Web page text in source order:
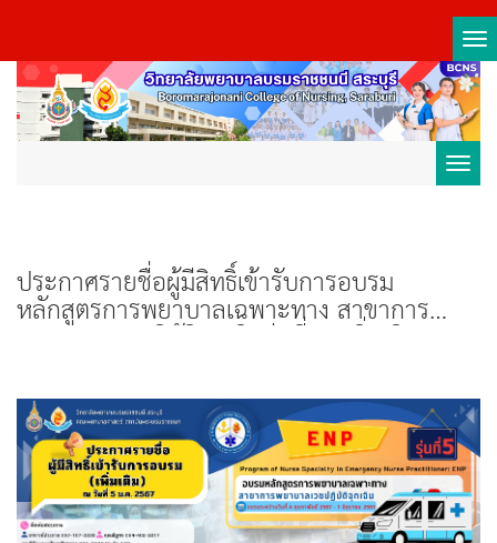
ประกาศรายชื่อผู้มีสิทธิ์เข้ารับการอบรม
หลักสูตรการพยาบาลเฉพาะทาง สาขาการ
พยาบาลเวชปฏิบัติฉุกเฉินรุ่นที่ 5 (เพิ่มเติม)